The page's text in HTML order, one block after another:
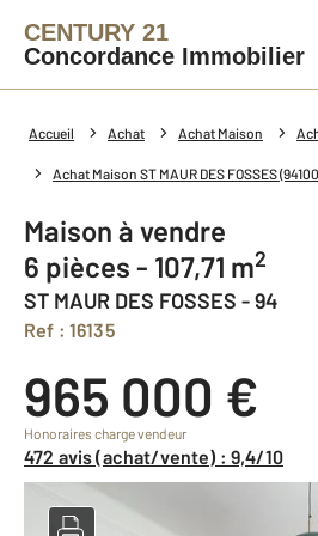
CENTURY 21
Concordance Immobilier
Accueil Achat Achat Maison
Achat Maison ST MAUR DES FOSSES
Maison à vendre
6 pièces - 107,71 m2
ST MAUR DES FOSSES - 94
Ref : 16135
965 000 €
Honoraires charge vendeur
472 avis (achat/vente) : 9,4/10